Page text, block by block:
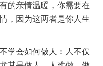
的亲情温暖，你需要在
，因为这两者是你人生
学会如何做人：人不仅